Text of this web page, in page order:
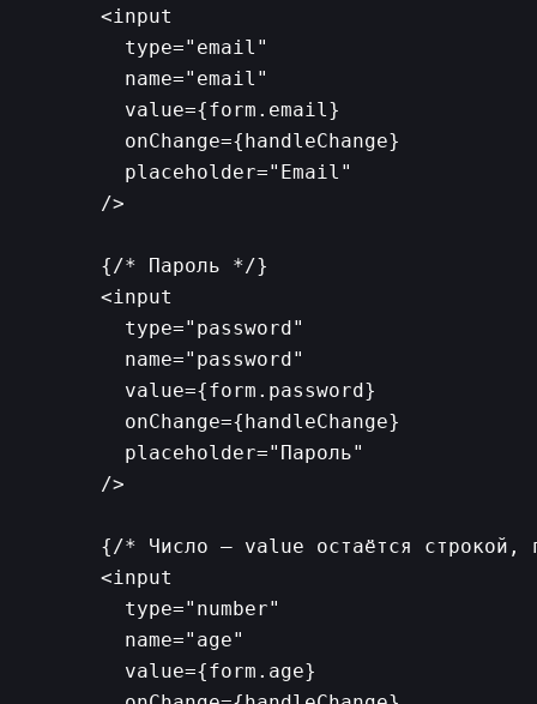
      <input
        type="email"
        name="email"
        value={form.email}
        onChange={handleChange}
        placeholder="Email"
      />
      {/* Пароль */}
      <input
        type="password"
        name="password"
        value={form.password}
        onChange={handleChange}
        placeholder="Пароль"
      />
{/* Число — value остаётся строкой,
      <input
        type="number"
        name="age"
        value={form.age}